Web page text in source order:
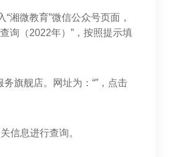
湘微教育”微信公众号页面，
询（2022年）”，按照提示填
旗舰店。网址为：“”，点击
信息进行查询。